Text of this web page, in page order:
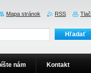
nám Kontakt
Mapa stránok RSS Tlač